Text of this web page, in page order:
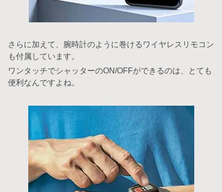
さらに加えて、腕時計のように巻けるワイヤレスリモコン
も付属しています。
ワンタッチでシャッターのON/OFFができるのは、とても
便利なんですよね。